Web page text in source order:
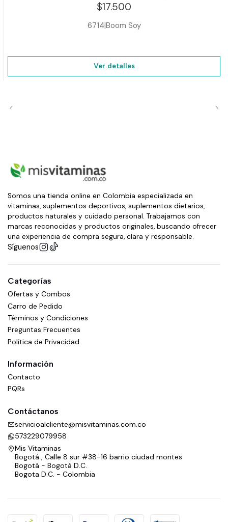
$17.500
6714|Boom Soy
Ver detalles
Somos una tienda online en Colombia especializada en
vitaminas, suplementos deportivos, suplementos dietarios,
productos naturales y cuidado personal. Trabajamos con
marcas reconocidas y productos originales, buscando ofrecer
una experiencia de compra segura, clara y responsable.
Síguenos
Categorías
Ofertas y Combos
Carro de Pedido
Términos y Condiciones
Preguntas Frecuentes
Política de Privacidad
Información
Contacto
PQRs
Contáctanos
servicioalcliente@misvitaminas.com.co
573229079958
Mis Vitaminas
Bogotá , Calle 8 sur #38-16 barrio ciudad montes
Bogotá - Bogotá D.C.
Bogota D.C. - Colombia